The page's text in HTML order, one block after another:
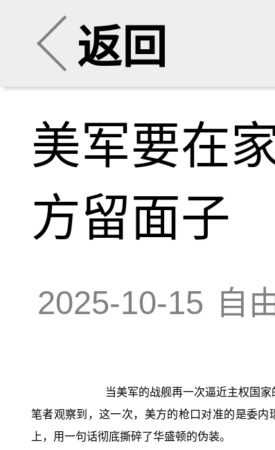
返回
美军要在
方留面子
2025-10-15 自
当美军的战舰再一次逼近主权国
笔者观察到，这一次，美方的枪口对准的是委
上，用一句话彻底撕碎了华盛顿的伪装。